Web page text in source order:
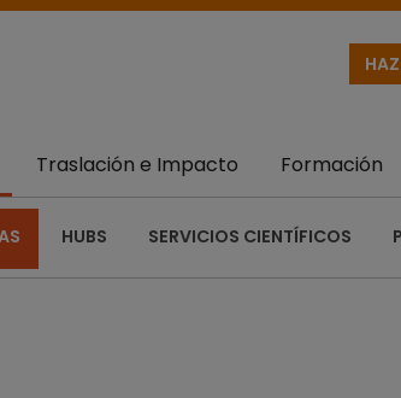
HUBS SERVICIOS CIENTÍFICOS
Traslación e Impacto Formación